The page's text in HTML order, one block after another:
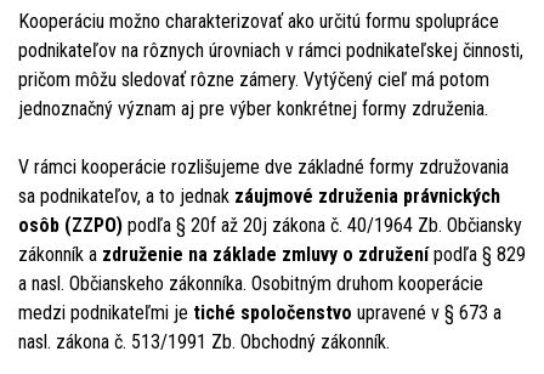
Kooperáciu možno charakterizovať ako určitú formu spolupráce
podnikateľov na rôznych úrovniach v rámci podnikateľskej činnosti,
pričom môžu sledovať rôzne zámery. Vytýčený cieľ má potom
jednoznačný význam aj pre výber konkrétnej formy združenia.
V rámci kooperácie rozlišujeme dve základné formy združovania
sa podnikateľov, a to jednak záujmové združenia právnických
osôb (ZZPO) podľa § 20f až 20j zákona č. 40/1964 Zb. Občiansky
zákonník a združenie na základe zmluvy o združenípodľa § 829
a nasl. Občianskeho zákonníka. Osobitným druhom kooperácie
medzi podnikateľmi je tiché spoločenstvo upravené v § 673 a
nasl. zákona č. 513/1991 Zb. Obchodný zákonník.